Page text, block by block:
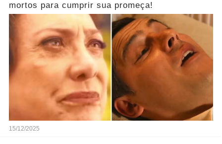
mortos para cumprir sua promeça!
15/12/2025